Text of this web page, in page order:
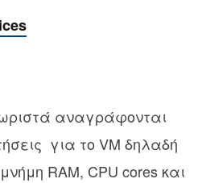
αναγράφονται
για το VM δηλαδή
RAM, CPU cores και